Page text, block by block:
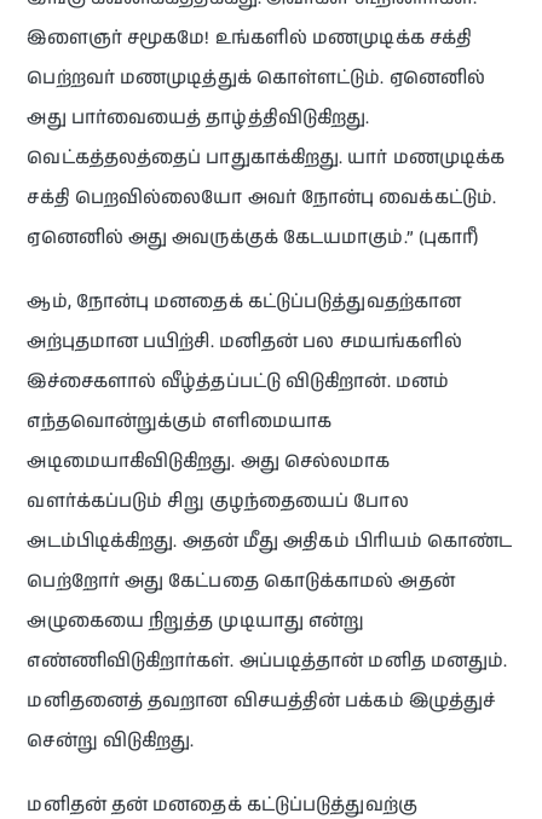
இளைஞர் சமூகமே! உங்களில் மணமுடிக்க சக்தி
பெற்றவர் மணமுடித்துக் கொள்ளட்டும். ஏனெனில்
அது பார்வையைத் தாழ்த்திவிடுகிறது.
வெட்கத்தலத்தைப் பாதுகாக்கிறது. யார் மணமுடிக்க
சக்தி பெறவில்லையோ அவர் நோன்பு வைக்கட்டும்.
ஏனெனில் அது அவருக்குக் கேடயமாகும்.” (புகாரீ)
ஆம், நோன்பு மனதைக் கட்டுப்படுத்துவதற்கான
அற்புதமான பயிற்சி. மனிதன் பல சமயங்களில்
இச்சைகளால் வீழ்த்தப்பட்டு விடுகிறான். மனம்
எந்தவொன்றுக்கும் எளிமையாக
அடிமையாகிவிடுகிறது. அது செல்லமாக
வளர்க்கப்படும் சிறு குழந்தையைப் போல
அடம்பிடிக்கிறது. அதன் மீது அதிகம் பிரியம் கொண்ட
பெற்றோர் அது கேட்பதை கொடுக்காமல் அதன்
அழுகையை நிறுத்த முடியாது என்று
எண்ணிவிடுகிறார்கள். அப்படித்தான் மனித மனதும்.
மனிதனைத் தவறான விசயத்தின் பக்கம் இழுத்துச்
சென்று விடுகிறது.
மனிதன் தன் மனதைக் கட்டுப்படுத்துவற்கு